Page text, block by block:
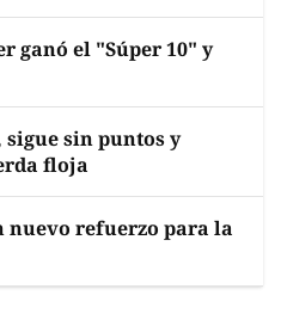
ganó el "Súper 10" y
sin puntos y
floja
nuevo refuerzo para la